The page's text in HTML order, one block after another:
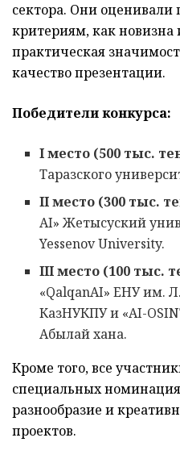
сектора. Они
критериям, как новизна
практическая
качество презентации.
Победители конкурса:
I место (500 тыс.
Таразского
II место (300 тыс.
AI» Жетысуский
Yessenov University.
III место (100 тыс.
«QalqanAI» ЕНУ им.
КазНУКПУ и «AI-
Абылай хана.
Кроме того, все
специальных
разнообразие и
проектов.